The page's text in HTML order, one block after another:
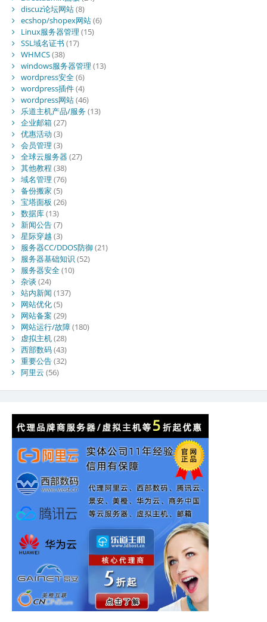
discuz论坛网站(8)
ecshop/shopex网站(6)
Linux服务器管理 (15)
SSL域名证书 (17)
WHMCS(38)
windows服务器管理 (13)
wordpress安全(6)
wordpress插件(4)
wordpress网站(46)
乐道主机产品/服务(13)
企业邮箱(27)
优惠活动 (3)
会员管理 (3)
全球云服务器 (27)
其他教程 (38)
域名管理 (76)
备份搬家 (5)
宝塔面板 (26)
数据库(13)
新闻公告(7)
星际穿越 (3)
服务器CC/DDOS防御(21)
服务器基础知识 (52)
服务器安全(10)
杂谈 (24)
站内新闻 (137)
网站优化(5)
网站备案 (29)
网站运行/故障(180)
虚拟主机(28)
西部数码(43)
重要公告(32)
阿里云 (56)